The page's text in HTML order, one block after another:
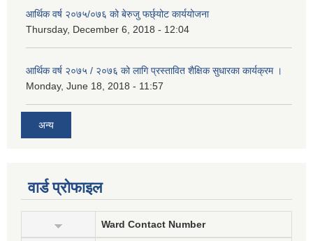
आर्थिक वर्ष २०७५/०७६ को बेरुजु फर्छ्योट कार्ययोजना
Thursday, December 6, 2018 - 12:04
आर्थिक वर्ष २०७५ / २०७६ को लागि प्रस्तावित शैक्षिक सुधारका कार्यक्रम ।
Monday, June 18, 2018 - 11:57
अन्य
वार्ड प्रोफाइल
Ward Contact Number